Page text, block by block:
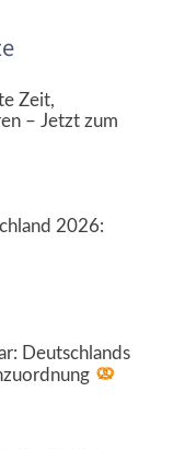
Zeit,
– Jetzt zum
2026:
Deutschlands